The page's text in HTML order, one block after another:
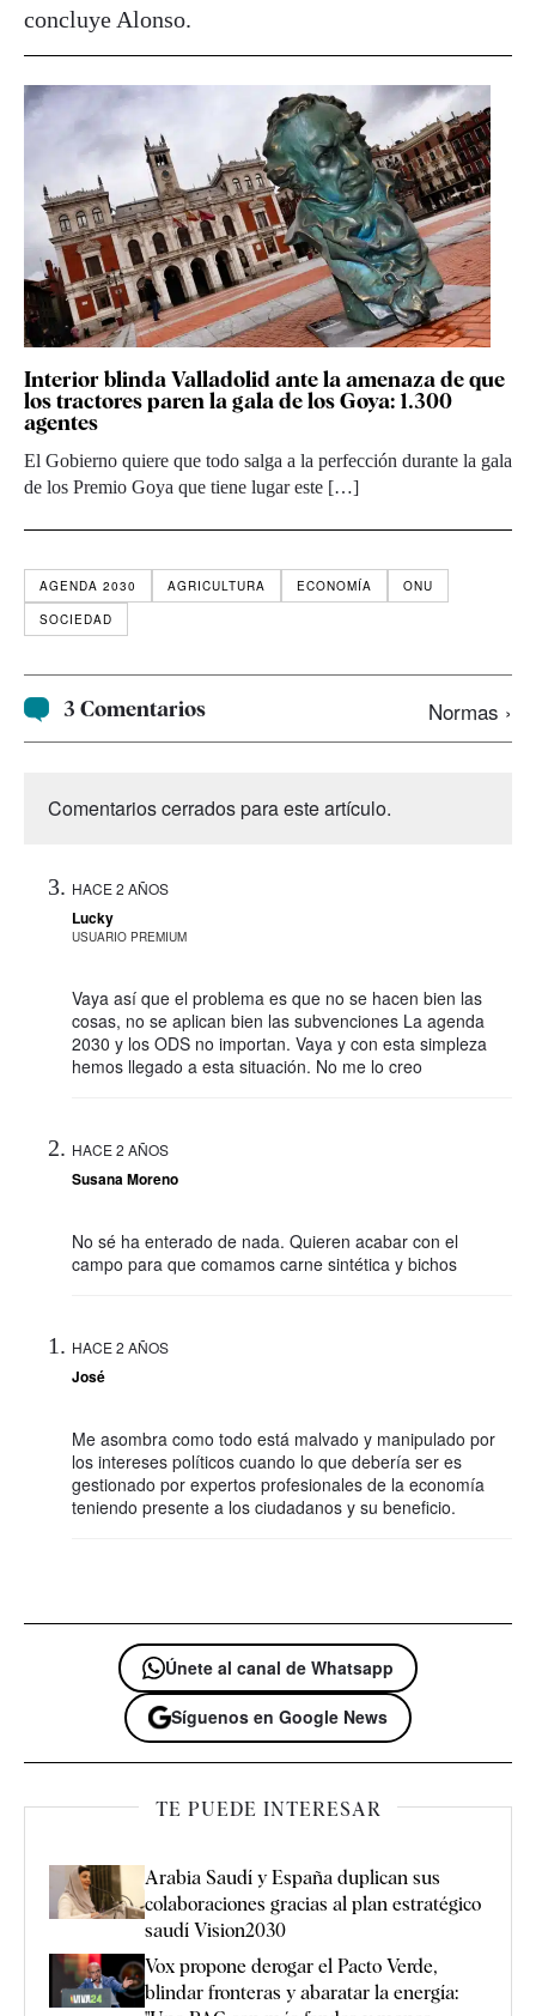
concluye Alonso.
Interior blinda Valladolid ante la amenaza de que
los tractores paren la gala de los Goya: 1.300
agentes
El Gobierno quiere que todo salga a la perfección durante la gala
de los Premio Goya que tiene lugar este […]
AGENDA 2030 AGRICULTURA ECONOMÍA
ONU
SOCIEDAD
3 Comentarios Normas ›
Comentarios cerrados para este artículo.
HACE 2 AÑOS
Lucky
USUARIO PREMIUM
Vaya así que el problema es que no se hacen bien las
cosas, no se aplican bien las subvenciones La agenda
2030 y los ODS no importan. Vaya y con esta simpleza
hemos llegado a esta situación. No me lo creo
HACE 2 AÑOS
Susana Moreno
No sé ha enterado de nada. Quieren acabar con el
campo para que comamos carne sintética y bichos
HACE 2 AÑOS
José
Me asombra como todo está malvado y manipulado por
los intereses políticos cuando lo que debería ser es
gestionado por expertos profesionales de la economía
teniendo presente a los ciudadanos y su beneficio.
Únete al canal de Whatsapp
Síguenos en Google News
TE PUEDE INTERESAR
Arabia Saudí y España duplican sus
colaboraciones gracias al plan estratégico
saudí Vision2030
Vox propone derogar el Pacto Verde,
blindar fronteras y abaratar la energía: